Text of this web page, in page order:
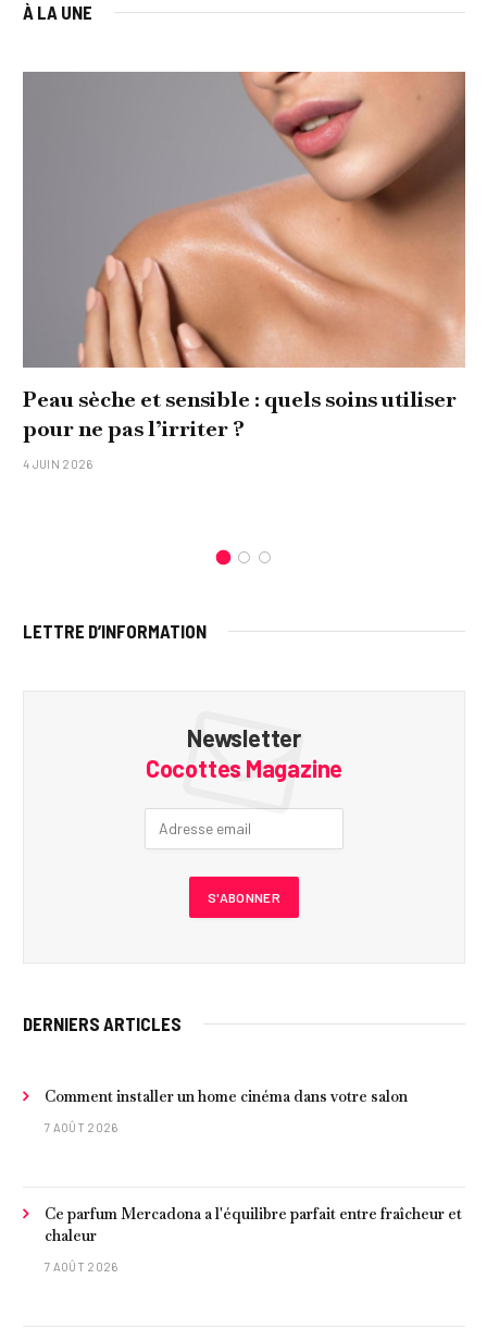
À LA UNE
Peau sèche et sensible : quels soins utiliser
pour ne pas l’irriter ?
4 JUIN 2026
LETTRE D’INFORMATION
Newsletter
Cocottes Magazine
DERNIERS ARTICLES
Comment installer un home cinéma dans votre salon
7 AOÛT 2026
Ce parfum Mercadona a l'équilibre parfait entre fraîcheur et
chaleur
7 AOÛT 2026